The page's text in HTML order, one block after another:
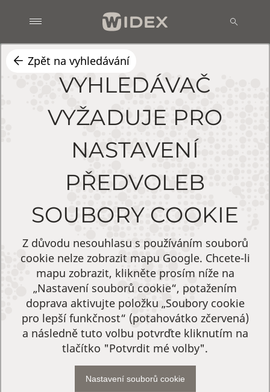
Zpět na vyhledávání
VYHLEDÁVAČ
VYŽADUJE PRO
NASTAVENÍ
PŘEDVOLEB
SOUBORY COOKIE
Z důvodu nesouhlasu s používáním souborů
cookie nelze zobrazit mapu Google. Chcete-li
mapu zobrazit, klikněte prosím níže na
„Nastavení souborů cookie“, potažením
doprava aktivujte položku „Soubory cookie
pro lepší funkčnost“ (potahovátko zčervená)
a následně tuto volbu potvrďte kliknutím na
tlačítko "Potvrdit mé volby".
Nastavení souborů cookie